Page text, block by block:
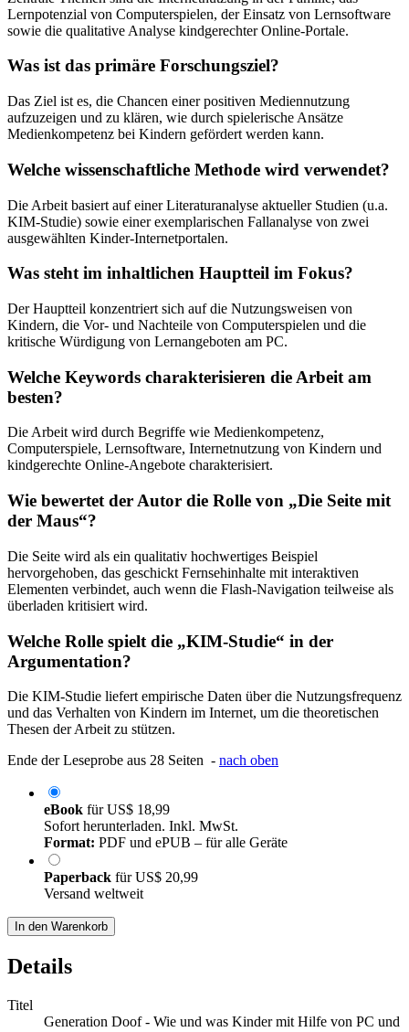
Lernpotenzial von Computerspielen, der Einsatz von Lernsoftware
sowie die qualitative Analyse kindgerechter Online-Portale.
Was ist das primäre Forschungsziel?
Das Ziel ist es, die Chancen einer positiven Mediennutzung
aufzuzeigen und zu klären, wie durch spielerische Ansätze
Medienkompetenz bei Kindern gefördert werden kann.
Welche wissenschaftliche Methode wird verwendet?
Die Arbeit basiert auf einer Literaturanalyse aktueller Studien (u.a.
KIM-Studie) sowie einer exemplarischen Fallanalyse von zwei
ausgewählten Kinder-Internetportalen.
Was steht im inhaltlichen Hauptteil im Fokus?
Der Hauptteil konzentriert sich auf die Nutzungsweisen von
Kindern, die Vor- und Nachteile von Computerspielen und die
kritische Würdigung von Lernangeboten am PC.
Welche Keywords charakterisieren die Arbeit am
besten?
Die Arbeit wird durch Begriffe wie Medienkompetenz,
Computerspiele, Lernsoftware, Internetnutzung von Kindern und
kindgerechte Online-Angebote charakterisiert.
Wie bewertet der Autor die Rolle von „Die Seite mit
der Maus“?
Die Seite wird als ein qualitativ hochwertiges Beispiel
hervorgehoben, das geschickt Fernsehinhalte mit interaktiven
Elementen verbindet, auch wenn die Flash-Navigation teilweise als
überladen kritisiert wird.
Welche Rolle spielt die „KIM-Studie“ in der
Argumentation?
Die KIM-Studie liefert empirische Daten über die Nutzungsfrequenz
und das Verhalten von Kindern im Internet, um die theoretischen
Thesen der Arbeit zu stützen.
Ende der Leseprobe aus 28 Seiten - nach oben
eBook fürUS$ 18,99
Sofort herunterladen. Inkl. MwSt.
Format: PDF und ePUB – für alle Geräte
Paperback fürUS$ 20,99
Versand weltweit
In den Warenkorb
Details
Titel
Generation Doof - Wie und was Kinder mit Hilfe von PC und